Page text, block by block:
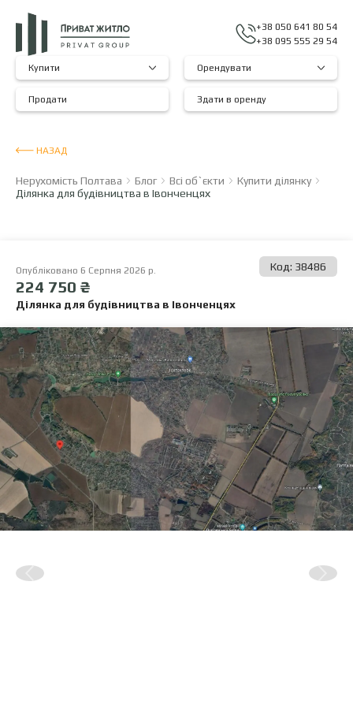
+38 050 641 80 54
+38 095 555 29 54
Купити Орендувати
Продати Здати в оренду
НАЗАД
Нерухомість Полтава Блог Всі об`єкти
Купити ділянку
Ділянка для будівництва в Івонченцях
Опубліковано 6 Серпня 2026 р. Код: 38486
224 750 ₴
Ділянка для будівництва в Івонченцях